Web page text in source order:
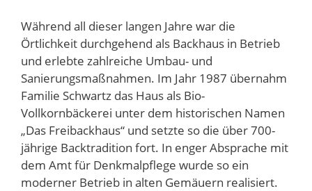
Während all dieser langen Jahre war die
Örtlichkeit durchgehend als Backhaus in Betrieb
und erlebte zahlreiche Umbau- und
Sanierungsmaßnahmen. Im Jahr 1987 übernahm
Familie Schwartz das Haus als Bio-
Vollkornbäckerei unter dem historischen Namen
„Das Freibackhaus“ und setzte so die über 700-
jährige Backtradition fort. In enger Absprache mit
dem Amt für Denkmalpflege wurde so ein
moderner Betrieb in alten Gemäuern realisiert.